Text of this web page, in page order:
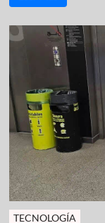
TECNOLOGÍA